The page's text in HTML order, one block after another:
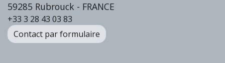
59285 Rubrouck - FRANCE
+33 3 28 43 03 83
Contact par formulaire